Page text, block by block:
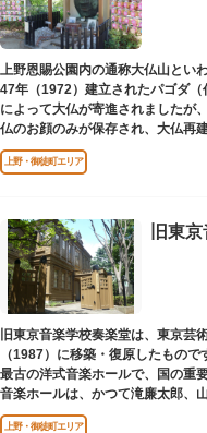
上野恩賜公園内の通称大仏山とい
47年（1972）建立されたパゴダ
によって大仏が寄進されましたが
仏のお顔のみが保存され、大仏再
ゴダが建てられました。
上野・御徒町エリア
旧東
旧東京音楽学校奏楽堂は、東京芸
（1987）に移築・復原したもの
最古の洋式音楽ホールで、国の重
音楽ホールは、かつて滝廉太郎、
です。
上野・御徒町エリア